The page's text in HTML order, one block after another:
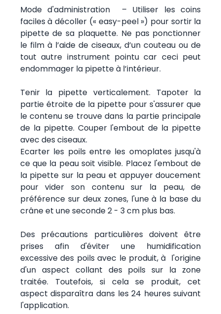
Mode d'administration – Utiliser les coins
faciles à décoller (« easy-peel ») pour sortir la
pipette de sa plaquette. Ne pas ponctionner
le film à l’aide de ciseaux, d’un couteau ou de
tout autre instrument pointu car ceci peut
endommager la pipette à l’intérieur.
Tenir la pipette verticalement. Tapoter la
partie étroite de la pipette pour s'assurer que
le contenu se trouve dans la partie principale
de la pipette. Couper l'embout de la pipette
avec des ciseaux.
Ecarter les poils entre les omoplates jusqu'à
ce que la peau soit visible. Placez l'embout de
la pipette sur la peau et appuyer doucement
pour vider son contenu sur la peau, de
préférence sur deux zones, l'une à la base du
crâne et une seconde 2 - 3 cm plus bas.
Des précautions particulières doivent être
prises afin d'éviter une humidification
excessive des poils avec le produit, à l'origine
d'un aspect collant des poils sur la zone
traitée. Toutefois, si cela se produit, cet
aspect disparaîtra dans les 24 heures suivant
l'application.